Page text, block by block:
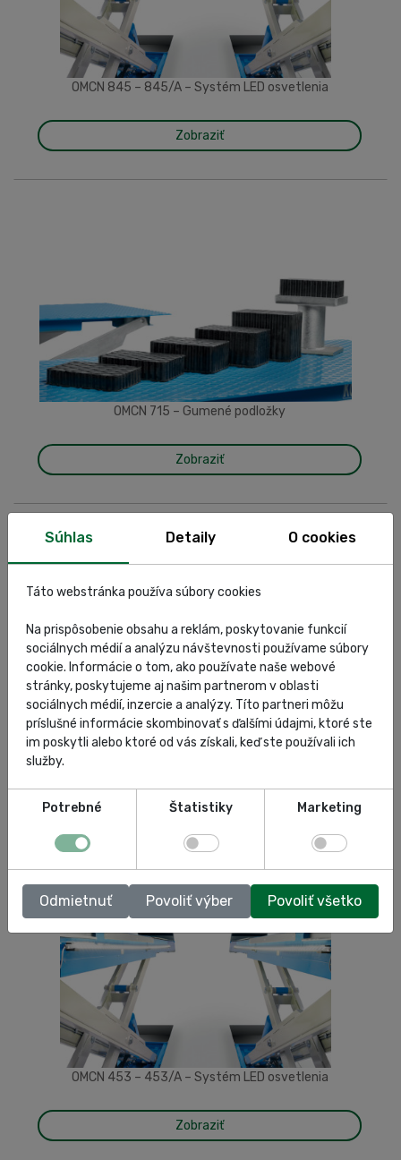
OMCN 845 – 845/A – Systém LED osvetlenia
Zobraziť
OMCN 715 – Gumené podložky
Zobraziť
OMCN 454 – 454/A – Dodatočné nájazdové /
Zobraziť
OMCN 453 – 453/A – Systém LED osvetlenia
Zobraziť
Súhlas Detaily O cookies
Táto webstránka používa súbory cookies
Na prispôsobenie obsahu a reklám, poskytovanie funkcií
sociálnych médií a analýzu návštevnosti používame súbory
cookie. Informácie o tom, ako používate naše webové
stránky, poskytujeme aj našim partnerom v oblasti
sociálnych médií, inzercie a analýzy. Títo partneri môžu
príslušné informácie skombinovať s ďalšími údajmi, ktoré ste
im poskytli alebo ktoré od vás získali, keď ste používali ich
služby.
Potrebné Štatistiky Marketing
Odmietnuť Povoliť výber Povoliť všetko